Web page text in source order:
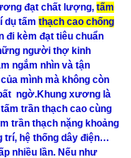
đạt chất lượng, tấm
dụ tấm thạch cao chống
đi kèm đạt tiêu chuẩn
người thợ kinh
ngắm nhìn và tận
mình mà không còn
ngờ.Khung xương là
trần thạch cao cùng
trần thạch nặng khoảng
trí, hệ thống dây điện…
nhiều lần. Nếu như